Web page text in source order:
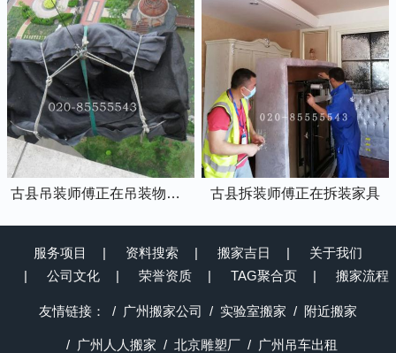
古县吊装师傅正在吊装物品上楼 古县拆装师傅正在拆装家具
服务项目 资料搜索 搬家吉日
关于我们
公司文化
荣誉资质 TAG聚合页 搬家流程
友情链接： 广州搬家公司 实验室搬家 附近搬家
广州人人搬家 北京雕塑厂 广州吊车出租